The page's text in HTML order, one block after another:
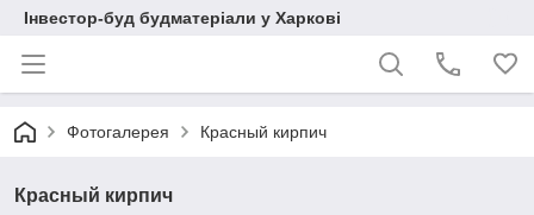
Інвестор-буд будматеріали у Харкові
Фотогалерея Красный кирпич
Красный кирпич